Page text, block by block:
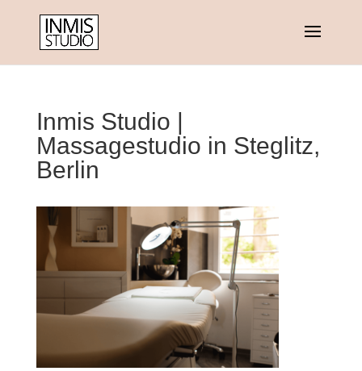
Inmis Studio |
Massagestudio in Steglitz,
Berlin